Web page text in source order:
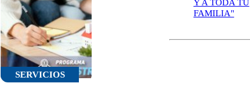
SERVICIOS
Y A TODA TU
FAMILIA"